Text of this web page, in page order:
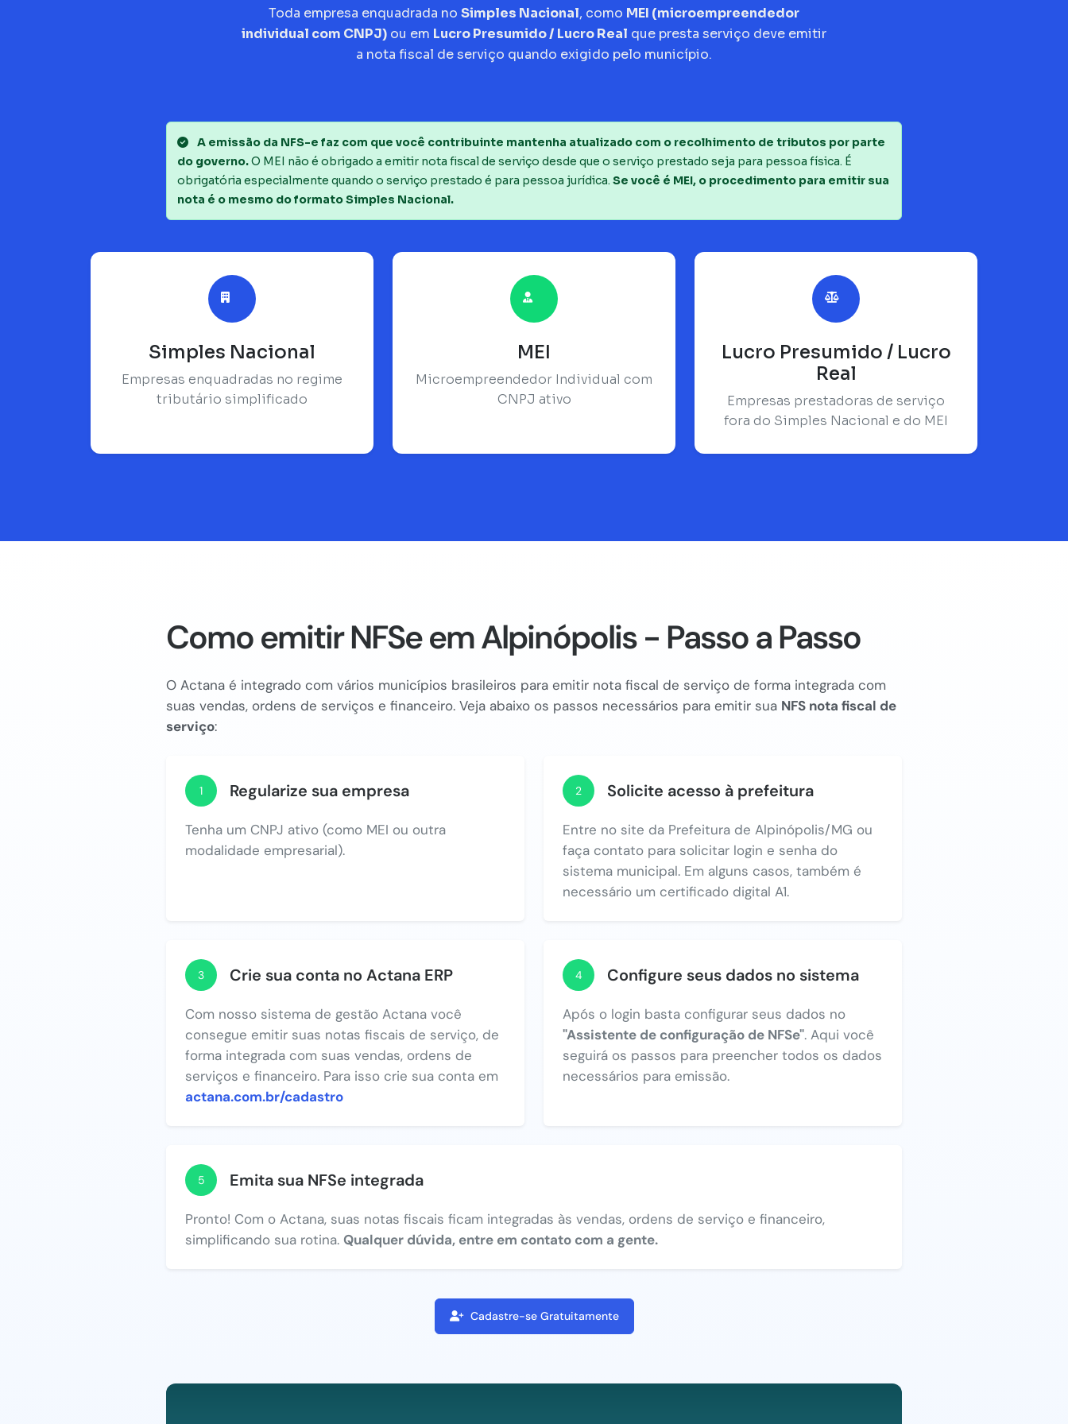
Toda empresa enquadrada no Simples Nacional, como MEI (microempreendedor
individual com CNPJ) ou em Lucro Presumido / Lucro Real que presta serviço deve emitir
a nota fiscal de serviço quando exigido pelo município.
A emissão da NFS-e faz com que você contribuinte mantenha atualizado com o recolhimento de tributos por parte
do governo.O MEI não é obrigado a emitir nota fiscal de serviço desde que o serviço prestado seja para pessoa física. É
obrigatória especialmente quando o serviço prestado é para pessoa jurídica. Se você é MEI, o procedimento para emitir sua
nota é o mesmo do formato Simples Nacional.
Simples Nacional
Empresas enquadradas no regime
tributário simplificado
MEI
Microempreendedor Individual com
CNPJ ativo
Lucro Presumido / Lucro
Real
Empresas prestadoras de serviço
fora do Simples Nacional e do MEI
Como emitir NFSe em Alpinópolis - Passo a Passo
O Actana é integrado com vários municípios brasileiros para emitir nota fiscal de serviço de forma integrada com
suas vendas, ordens de serviços e financeiro. Veja abaixo os passos necessários para emitir sua NFS nota fiscal de
serviço:
1 Regularize sua empresa
Tenha um CNPJ ativo (como MEI ou outra
modalidade empresarial).
2 Solicite acesso à prefeitura
Entre no site da Prefeitura de Alpinópolis/MG ou
faça contato para solicitar login e senha do
sistema municipal. Em alguns casos, também é
necessário um certificado digital A1.
3 Crie sua conta no Actana ERP
Com nosso sistema de gestão Actana você
consegue emitir suas notas fiscais de serviço, de
forma integrada com suas vendas, ordens de
serviços e financeiro. Para isso crie sua conta em
actana.com.br/cadastro
4 Configure seus dados no sistema
Após o login basta configurar seus dados no
"Assistente de configuração de NFSe". Aqui você
seguirá os passos para preencher todos os dados
necessários para emissão.
5 Emita sua NFSe integrada
Pronto! Com o Actana, suas notas fiscais ficam integradas às vendas, ordens de serviço e financeiro,
simplificando sua rotina. Qualquer dúvida, entre em contato com a gente.
Cadastre-se Gratuitamente